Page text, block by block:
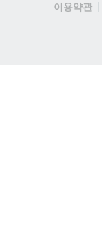
이용약관